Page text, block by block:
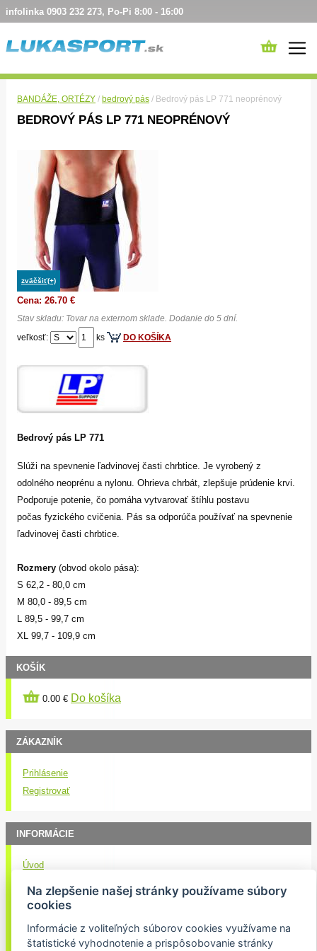
infolinka 0903 232 273, Po-Pi 8:00 - 16:00
BANDÁŽE, ORTÉZY / bedrový pás / Bedrový pás LP 771 neoprénový
BEDROVÝ PÁS LP 771 NEOPRÉNOVÝ
zväčšiť(+)
Cena: 26.70 €
Stav skladu: Tovar na externom sklade. Dodanie do 5 dní.
veľkosť:
ks DO KOŠÍKA
Bedrový pás LP 771
Slúži na spevnenie ľadvinovej časti chrbtice. Je vyrobený z
odolného neoprénu a nylonu. Ohrieva chrbát, zlepšuje prúdenie krvi.
Podporuje potenie, čo pomáha vytvarovať štíhlu postavu
počas fyzického cvičenia. Pás sa odporúča používať na spevnenie
ľadvinovej časti chrbtice.
Rozmery (obvod okolo pása):
S 62,2 - 80,0 cm
M 80,0 - 89,5 cm
L 89,5 - 99,7 cm
XL 99,7 - 109,9 cm
KOŠÍK
0.00 € Do košíka
ZÁKAZNÍK
Prihlásenie
Registrovať
INFORMÁCIE
Úvod
Kontakt
Ochrana osobných údajov
Na zlepšenie našej stránky používame súbory
cookies
Informácie z voliteľných súborov cookies využívame na
štatistické vyhodnotenie a prispôsobovanie stránky